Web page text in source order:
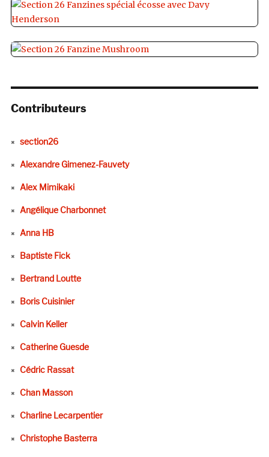
Contributeurs
section26
Alexandre Gimenez-Fauvety
Alex Mimikaki
Angélique Charbonnet
Anna HB
Baptiste Fick
Bertrand Loutte
Boris Cuisinier
Calvin Keller
Catherine Guesde
Cédric Rassat
Chan Masson
Charline Lecarpentier
Christophe Basterra